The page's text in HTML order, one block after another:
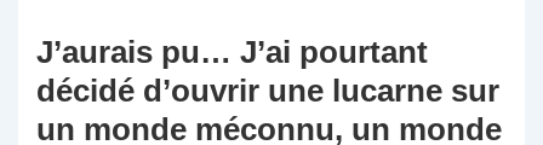
J’aurais pu… J’ai pourtant
décidé d’ouvrir une lucarne sur
un monde méconnu, un monde